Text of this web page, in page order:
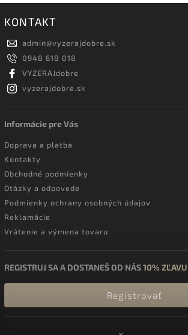
KONTAKT
admin@vyzerajdobre.sk
0948 618 018
VYZERAJdobre
vyzerajdobre.sk
Informácie pre Vás
Doprava a platba
Kontakty
Obchodné podmienky
Otázky a odpovede
Podmienky ochrany osobných údajov
Reklamácie
Vrátenie a výmena tovaru
REGISTRUJ SA A DOSTANEŠ OD NÁS10%
Registrovať